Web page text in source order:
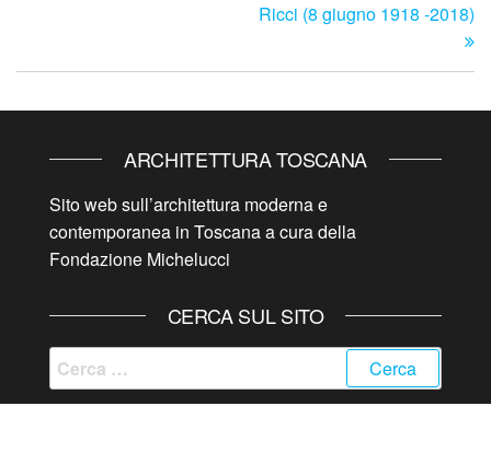
Ricci (8 giugno 1918 -2018)
ARCHITETTURA TOSCANA
Sito web sull’architettura moderna e
contemporanea in Toscana a cura della
Fondazione Michelucci
CERCA SUL SITO
Ricerca
per: